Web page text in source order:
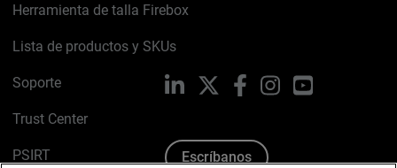
Herramienta de talla Firebox
Lista de productos y SKUs
Soporte
Trust Center
PSIRT
LinkedIn FacebookInstagramYouTube
Escríbanos